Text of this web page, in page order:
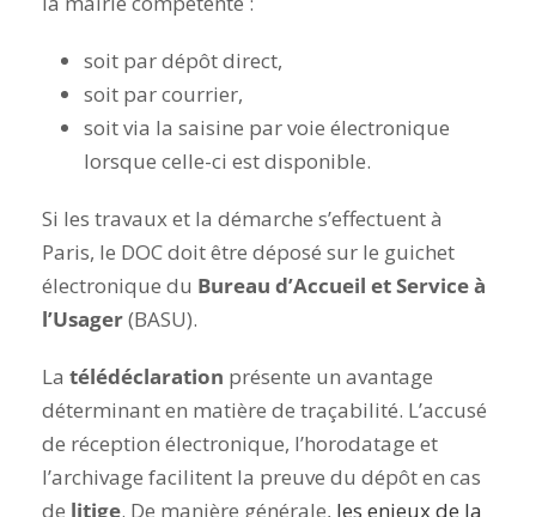
soit par dépôt direct,
soit par courrier,
soit via la saisine par voie électronique
lorsque celle-ci est disponible.
Si les travaux et la démarche s’effectuent à
Paris, le DOC doit être déposé sur le guichet
électronique du Bureau d’Accueil et Service à
l’Usager(BASU).
La télédéclaration présente un avantage
déterminant en matière de traçabilité. L’accusé
de réception électronique, l’horodatage et
l’archivage facilitent la preuve du dépôt en cas
de litige. De manière générale, les enjeux de la